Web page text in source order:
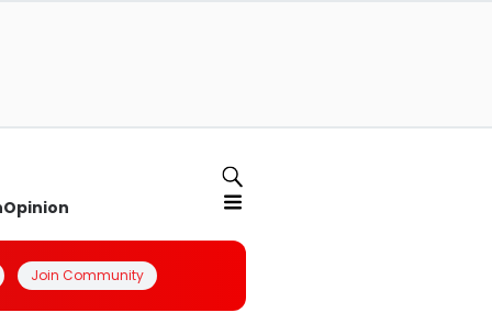
Opinion
Join Community